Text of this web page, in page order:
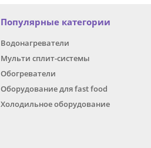
Популярные категории
Водонагреватели
Мульти сплит-системы
Обогреватели
Оборудование для fast food
Холодильное оборудование